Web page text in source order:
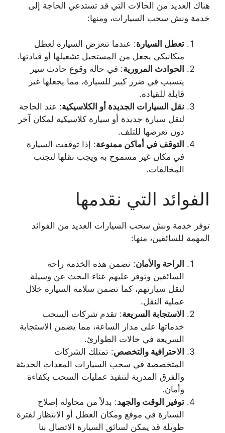
هناك العديد من الحالات التي قد تستدعي الحاجة إلى
خدمة ونش سحب السيارات، ومنها:
تعطل السيارة: عندما تتعرض السيارة لعطل
ميكانيكي يجعل من المستحيل تشغيلها أو قيادتها.
الحوادث المرورية: في حالة وقوع حادث سير
يتسبب في ضرر كبير للسيارة، مما يجعلها غير
قابلة للقيادة.
نقل السيارات الجديدة أو الكلاسيكية: عند الحاجة
لنقل سيارة جديدة أو سيارة كلاسيكية لمكان آخر
دون تعرضها للتلف.
التوقف في أماكن ممنوعة: إذا توقفت السيارة
في مكان غير مسموح به ويجب نقلها لتجنب
المخالفات.
الفوائد التي نقدمها
توفر خدمة ونش سحب السيارات العديد من الفوائد
المهمة للسائقين، منها:
الراحة والأمان: تضمن هذه الخدمة راحة
السائقين وتوفر عليهم عناء البحث عن وسيلة
لنقل سيارتهم، كما تضمن سلامة السيارة خلال
عملية النقل.
الاستجابة السريعة: تقدم شركات السحب
خدماتها على مدار الساعة، مما يضمن الاستجابة
السريعة في حالات الطوارئ.
الاحترافية والتخصص: تمتلك الشركات
المتخصصة في سحب السيارات المعدات الحديثة
والفرق المدربة لتنفيذ عمليات السحب بكفاءة
وأمان.
توفير الوقت والجهد: بدلاً من محاولة إصلاح
السيارة في موقع ومكان العطل أو الانتظار لفترة
طويلة قد يمكن لسائق السيارة الاتصال بنا